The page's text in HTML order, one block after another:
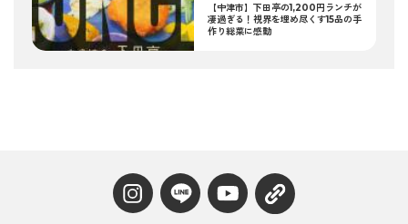
【中津市】下田亭の1,200円ランチが
凄過ぎる！視界を埋め尽くす15品の手
作り総菜に感動